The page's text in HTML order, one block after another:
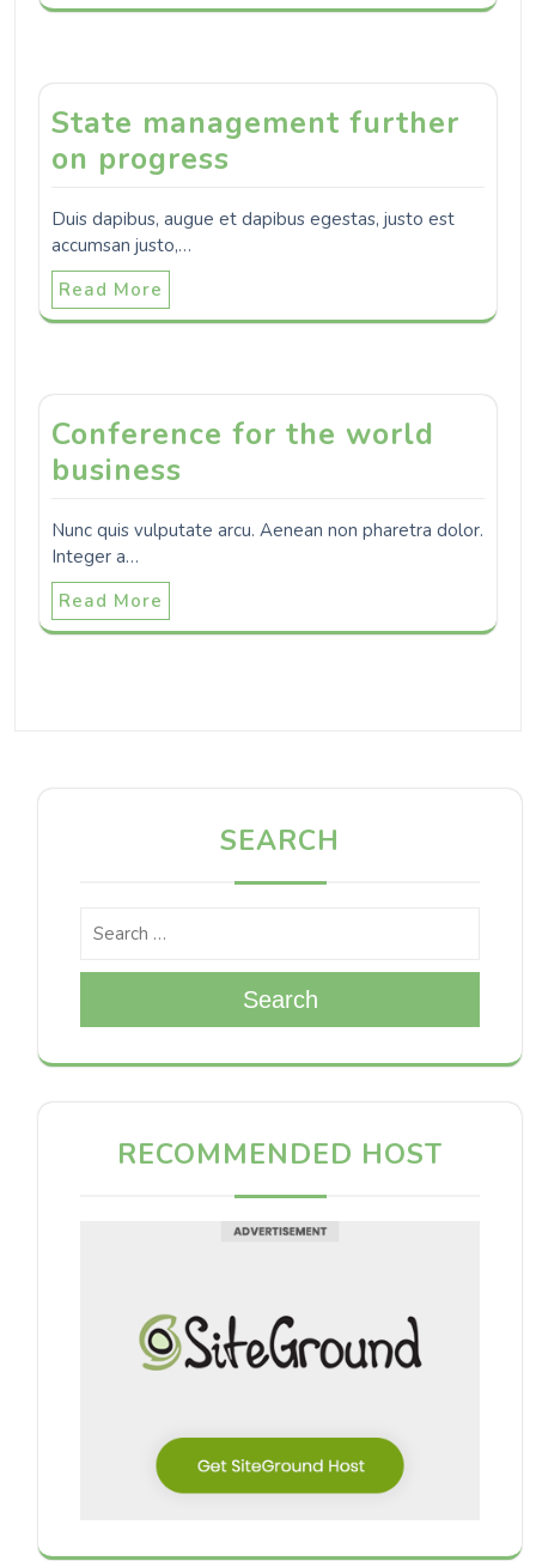
State management further
on progress
Duis dapibus, augue et dapibus egestas, justo est
accumsan justo,…
Read More
Conference for the world
business
Nunc quis vulputate arcu. Aenean non pharetra dolor.
Integer a…
Read More
SEARCH
Search
RECOMMENDED HOST